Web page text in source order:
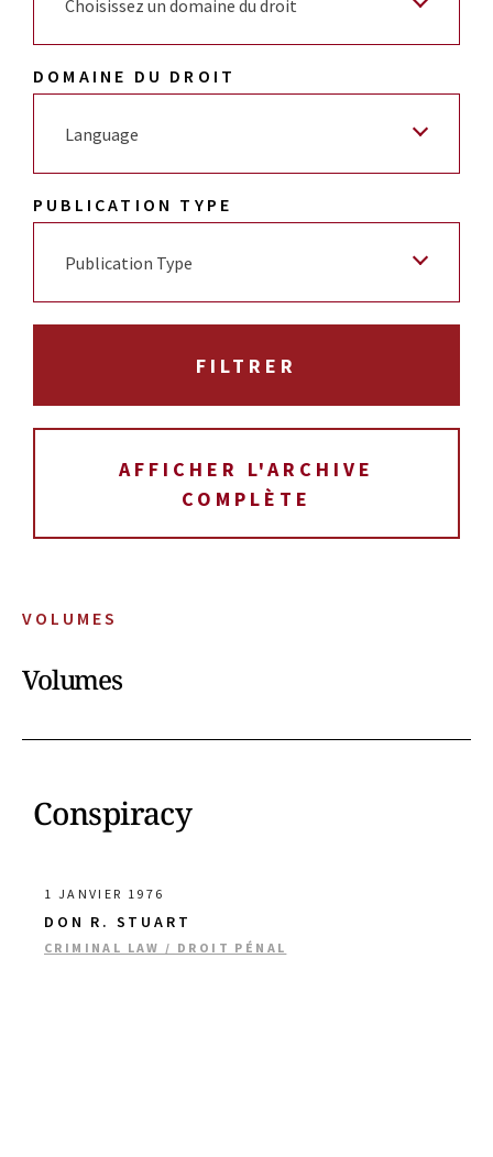
VOLUMES
Volumes
Conspiracy
1 JANVIER 1976
DON R. STUART
CRIMINAL LAW / DROIT PÉNAL
Choisissez un domaine du droit
DOMAINE DU DROIT
Language
PUBLICATION TYPE
Publication Type
AFFICHER L'ARCHIVE
COMPLÈTE